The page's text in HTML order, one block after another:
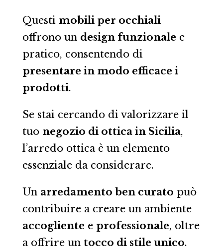
Questi mobili per occhiali
offrono un design funzionalee
pratico, consentendo di
presentare in modo efficace i
prodotti.
Se stai cercando di valorizzare il
tuo negozio di ottica in Sicilia,
l’arredo ottica è un elemento
essenziale da considerare.
Un arredamento ben curato può
contribuire a creare un ambiente
accoglientee professionale, oltre
a offrire un tocco di stile unico.